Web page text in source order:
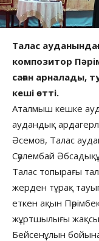
Талас
композитор
саған арналады,
кеші өтті.
Аталмыш кешке
аудандық
Әсемов, Талас
Сәулембай
Талас топырағы
жерден тұрақ
еткен ақын
жұртшылығы жақсы
Бейсенұлын